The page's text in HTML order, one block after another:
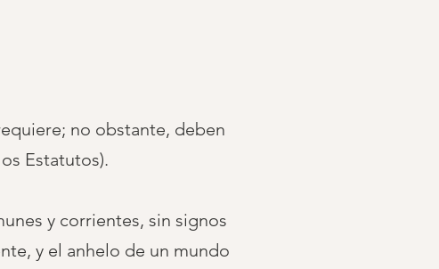
no obstante, deben
Estatutos).
y corrientes, sin signos
y el anhelo de un mundo